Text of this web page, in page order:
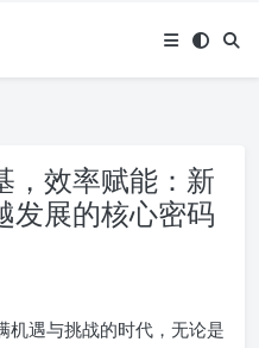
，效率赋能：新
发展的核心密码
机遇与挑战的时代，无论是